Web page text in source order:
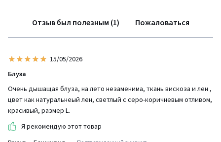
Отзыв был полезным (1) Пожаловаться
15/05/2026
Блуза
Очень дышащая блуза, на лето незаменима, ткань вискоза и лен ,
цвет как натуральнеый лен, светлый с серо-коричневым отливом,
красивый, размер L.
Я рекомендую этот товар